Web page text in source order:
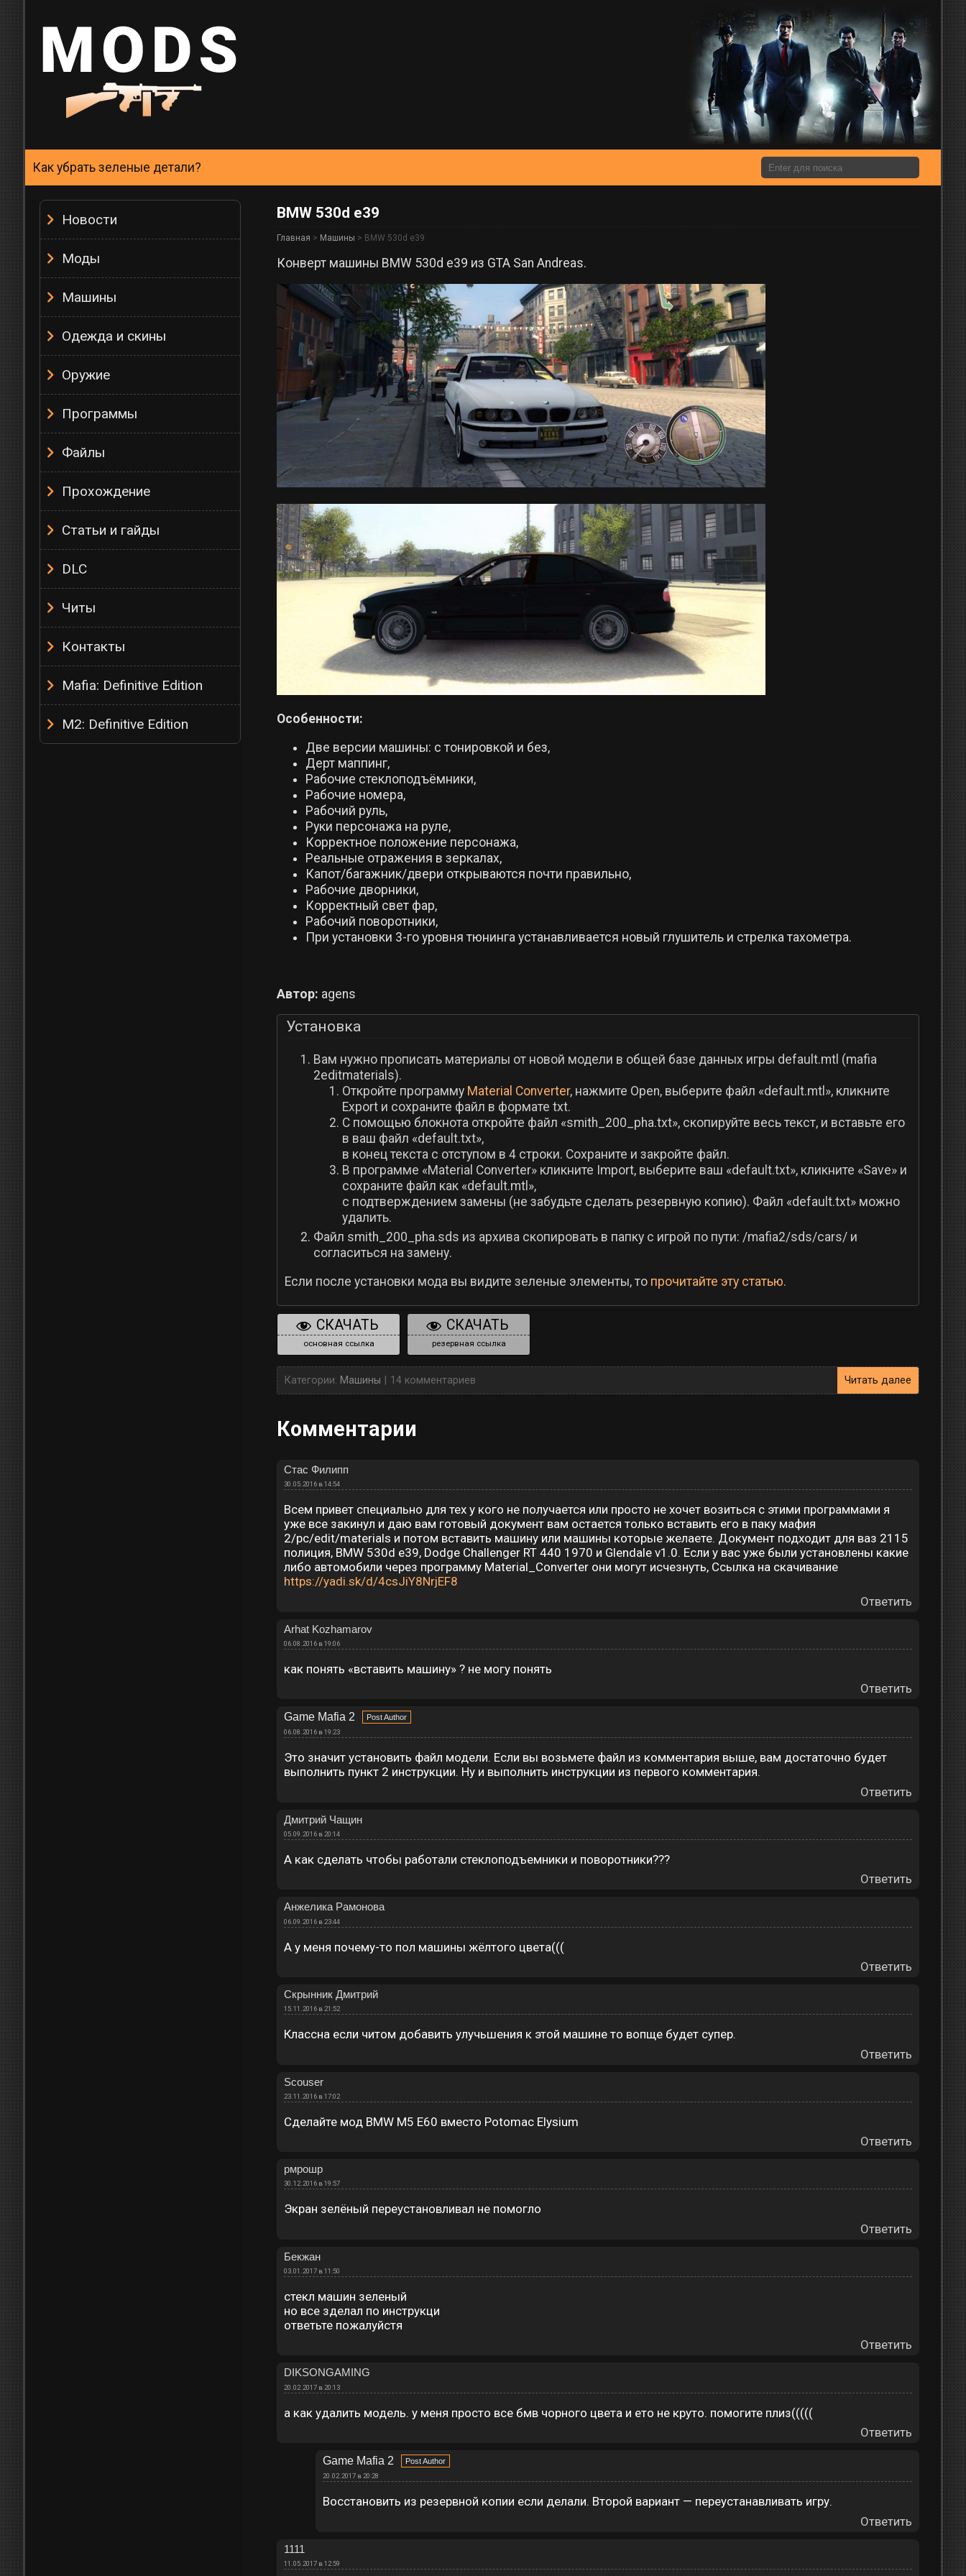
Как убрать зеленые детали?
Новости
Моды
Машины
Одежда и скины
Оружие
Программы
Файлы
Прохождение
Статьи и гайды
DLC
Читы
Контакты
Mafia: Definitive Edition
M2: Definitive Edition
BMW 530d e39
Главная > Машины > BMW 530d e39
Конверт машины BMW 530d e39 из GTA San Andreas.
Особенности:
Две версии машины: с тонировкой и без,
Дерт маппинг,
Рабочие стеклоподъёмники,
Рабочие номера,
Рабочий руль,
Руки персонажа на руле,
Корректное положение персонажа,
Реальные отражения в зеркалах,
Капот/багажник/двери открываются почти правильно,
Рабочие дворники,
Корректный свет фар,
Рабочий поворотники,
При установки 3-го уровня тюнинга устанавливается новый глушитель и стрелка тахометра.
Автор: agens
Установка
Вам нужно прописать материалы от новой модели в общей базе данных игры default.mtl (mafia
2editmaterials).
Откройте программу Material Converter, нажмите Open, выберите файл «default.mtl», кликните
Export и сохраните файл в формате txt.
С помощью блокнота откройте файл «smith_200_pha.txt», скопируйте весь текст, и вставьте его
в ваш файл «default.txt»,
в конец текста с отступом в 4 строки. Сохраните и закройте файл.
В программе «Material Converter» кликните Import, выберите ваш «default.txt», кликните «Save» и
сохраните файл как «default.mtl»,
с подтверждением замены (не забудьте сделать резервную копию). Файл «default.txt» можно
удалить.
Файл smith_200_pha.sds из архива скопировать в папку с игрой по пути: /mafia2/sds/cars/ и
согласиться на замену.
Если после установки мода вы видите зеленые элементы, то прочитайте эту статью.
СКАЧАТЬ
основная ссылка
СКАЧАТЬ
резервная ссылка
Категории: Машины 14 комментариев Читать далее
Комментарии
Стас Филипп
30.05.2016 в 14:54
Всем привет специально для тех у кого не получается или просто не хочет возиться с этими программами я
уже все закинул и даю вам готовый документ вам остается только вставить его в паку мафия
2/pc/edit/materials и потом вставить машину или машины которые желаете. Документ подходит для ваз 2115
полиция, BMW 530d e39, Dodge Challenger RT 440 1970 и Glendale v1.0. Если у вас уже были установлены какие
либо автомобили через программу Material_Converter они могут исчезнуть, Ссылка на скачивание
https://yadi.sk/d/4csJiY8NrjEF8
Ответить
Arhat Kozhamarov
06.08.2016 в 19:06
как понять «вставить машину» ? не могу понять
Ответить
Game Mafia 2
06.08.2016 в 19:23
Это значит установить файл модели. Если вы возьмете файл из комментария выше, вам достаточно будет
выполнить пункт 2 инструкции. Ну и выполнить инструкции из первого комментария.
Ответить
Дмитрий Чащин
05.09.2016 в 20:14
А как сделать чтобы работали стеклоподъемники и поворотники???
Ответить
Анжелика Рамонова
06.09.2016 в 23:44
А у меня почему-то пол машины жёлтого цвета(((
Ответить
Скрынник Дмитрий
15.11.2016 в 21:52
Классна если читом добавить улучьшения к этой машине то вопще будет супер.
Ответить
Scouser
23.11.2016 в 17:02
Сделайте мод BMW M5 E60 вместо Potomac Elysium
Ответить
рмрошр
30.12.2016 в 19:57
Экран зелёный переустановливал не помогло
Ответить
Бекжан
03.01.2017 в 11:50
cтекл машин зеленый
но все зделал по инструкци
ответьте пожалуйстя
Ответить
DIKSONGAMING
20.02.2017 в 20:13
а как удалить модель. у меня просто все бмв чорного цвета и ето не круто. помогите плиз(((((
Ответить
Game Mafia 2
20.02.2017 в 20:28
Восстановить из резервной копии если делали. Второй вариант — переустанавливать игру.
Ответить
1111
11.05.2017 в 12:59